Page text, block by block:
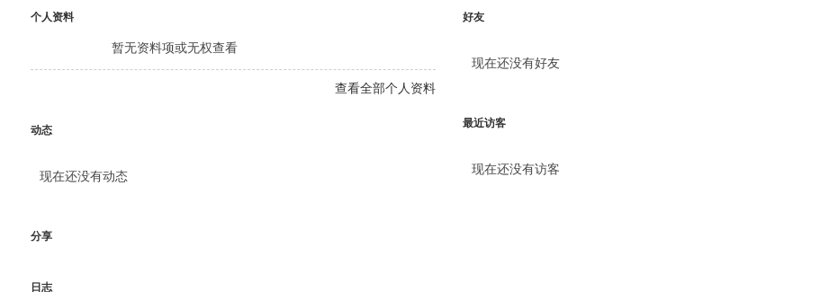
个人资料
暂无资料项或无权查看
查看全部个人资料
动态
现在还没有动态
分享
日志
好友
现在还没有好友
最近访客
现在还没有访客